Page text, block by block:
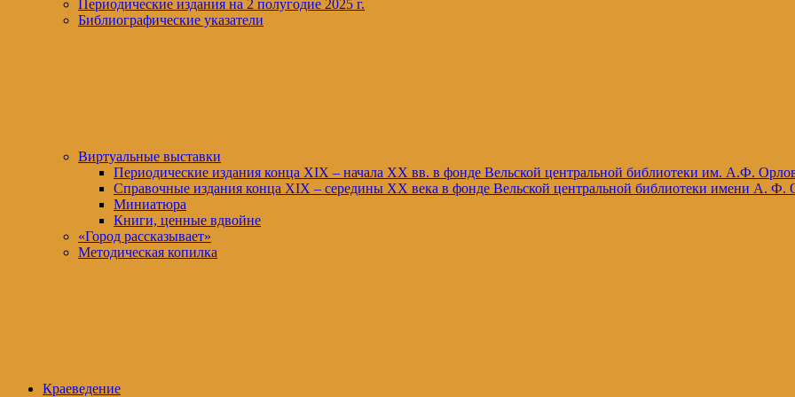
Периодические издания на 2 полугодие 2025 г.
Библиографические указатели
Виртуальные выставки
Периодические издания конца XIХ – начала XX вв. в фонде Вельской центральной библиотеки им. А.Ф.
Справочные издания конца XIX – середины XX века в фонде Вельской центральной библиотеки имени А. Ф.
Миниатюра
Книги, ценные вдвойне
«Город рассказывает»
Методическая копилка
Краеведение